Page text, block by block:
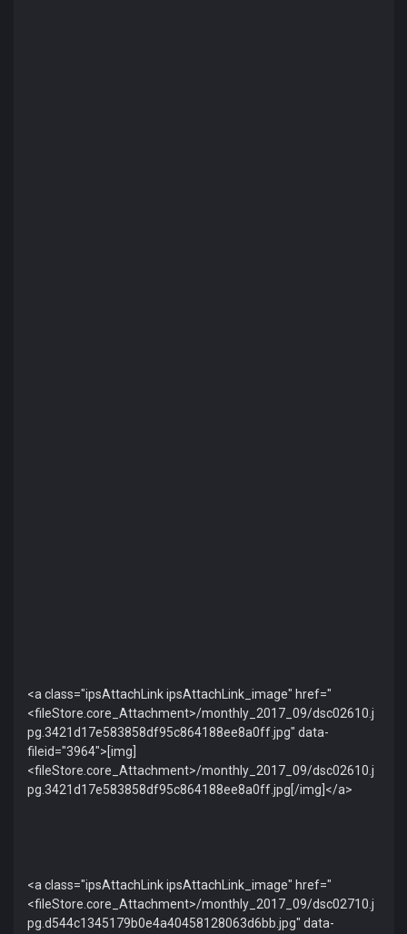
<a class="ipsAttachLink ipsAttachLink_image" href="
<fileStore.core_Attachment>/monthly_2017_09/dsc02610.j
pg.3421d17e583858df95c864188ee8a0ff.jpg" data-
fileid="3964">[img]
<fileStore.core_Attachment>/monthly_2017_09/dsc02610.j
pg.3421d17e583858df95c864188ee8a0ff.jpg[/img]</a>
<a class="ipsAttachLink ipsAttachLink_image" href="
<fileStore.core_Attachment>/monthly_2017_09/dsc02710.j
pg.d544c1345179b0e4a40458128063d6bb.jpg" data-